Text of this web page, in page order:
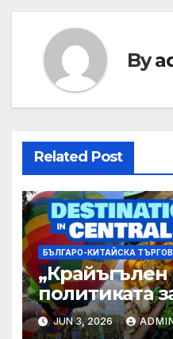
By
Related Post
БЪЛГАРО-КИТАЙСКА
„Крайъгълен
политиката
туризъм на
JUN 3, 2026